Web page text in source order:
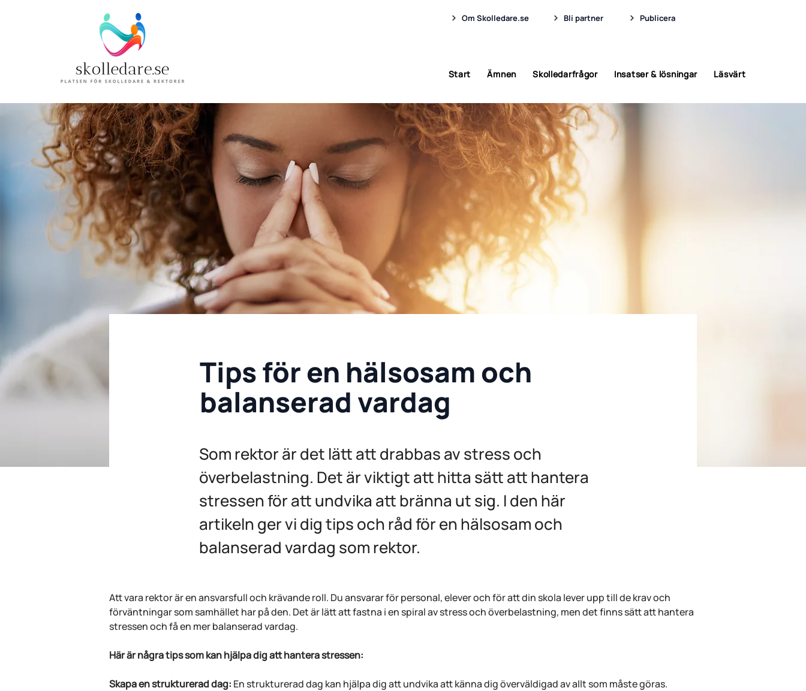
Om Skolledare.se Bli partner Publicera
Start Ämnen Skolledarfrågor Insatser & lösningar Läsvärt
Tips för en hälsosam och
balanserad vardag
Som rektor är det lätt att drabbas av stress och
överbelastning. Det är viktigt att hitta sätt att hantera
stressen för att undvika att bränna ut sig. I den här
artikeln ger vi dig tips och råd för en hälsosam och
balanserad vardag som rektor.
Att vara rektor är en ansvarsfull och krävande roll. Du ansvarar för personal, elever och för att din skola lever upp till de krav och
förväntningar som samhället har på den. Det är lätt att fastna i en spiral av stress och överbelastning, men det finns sätt att hantera
stressen och få en mer balanserad vardag.
Här är några tips som kan hjälpa dig att hantera stressen:
Skapa en strukturerad dag: En strukturerad dag kan hjälpa dig att undvika att känna dig överväldigad av allt som måste göras.